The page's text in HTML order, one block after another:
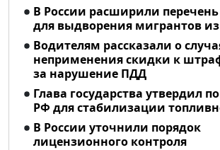
В России расширили
для выдворения мигрантов
Водителям рассказали о
неприменения скидки к
за нарушение ПДД
Глава государства утвердил
РФ для стабилизации
В России уточнили порядок
лицензионного контроля